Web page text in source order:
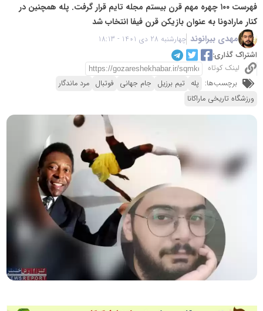
فهرست ۱۰۰ چهره مهم قرن بیستم مجله تایم قرار گرفت. پله همچنین در
کنار مارادونا به عنوان بازیکن قرن فیفا انتخاب شد
مهدی بیرانوند چهارشنبه 28 دی 1401 - 18:13
اشتراک گذاری:
لینک کوتاه
برچسب‌ها: پله تیم برزیل جام جهانی فوتبال مرد ماندگار
ورزشگاه تاریخی ماراکانا